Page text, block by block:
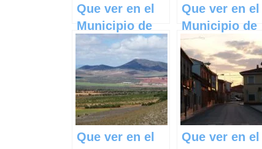
Que ver en el
Municipio de
Torre de Juan
Abad en
Castilla La
Mancha
Que ver en el
Municipio de
Mocejón en
Castilla La
Mancha
Que ver en el
Que ver en el